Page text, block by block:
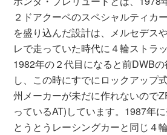
２ドアクーペのスペシャルティカ
を盛り込んだ設計は、メルセデス
レで走っていた時代に４輪ストラ
1982年の２代目になると前DWB
し、この時にすでにロックアップ
州メーカーが未だに作れないので
っているAT)しています。1987年
とうとうレーシングカーと同じ４